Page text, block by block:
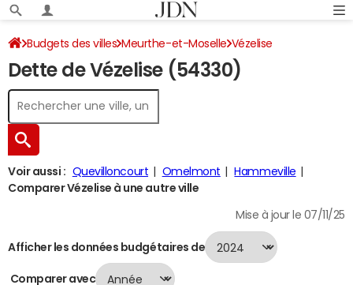
Budgets des villes Meurthe-et-Moselle Vézelise
Dette au 31/12/2024
Dette de Vézelise (54330)
Voir aussi : Quevilloncourt Omelmont
Hammeville
Comparer Vézelise à une autre ville
Mise à jour le 07/11/25
Afficher les données budgétaires de
Comparer avec